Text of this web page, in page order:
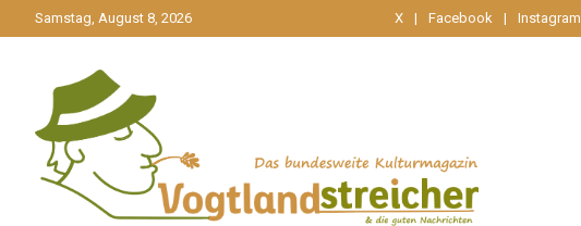
zum
Samstag, August 8, 2026 X Facebook Instagram